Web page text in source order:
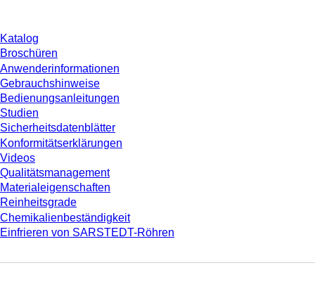
Katalog
Broschüren
Anwenderinformationen
Gebrauchshinweise
Bedienungsanleitungen
Studien
Sicherheitsdatenblätter
Konformitätserklärungen
Videos
Qualitätsmanagement
Materialeigenschaften
Reinheitsgrade
Chemikalienbeständigkeit
Einfrieren von SARSTEDT-Röhren